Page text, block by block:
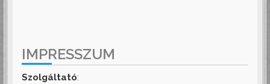
IMPRESSZUM
Szolgáltató: